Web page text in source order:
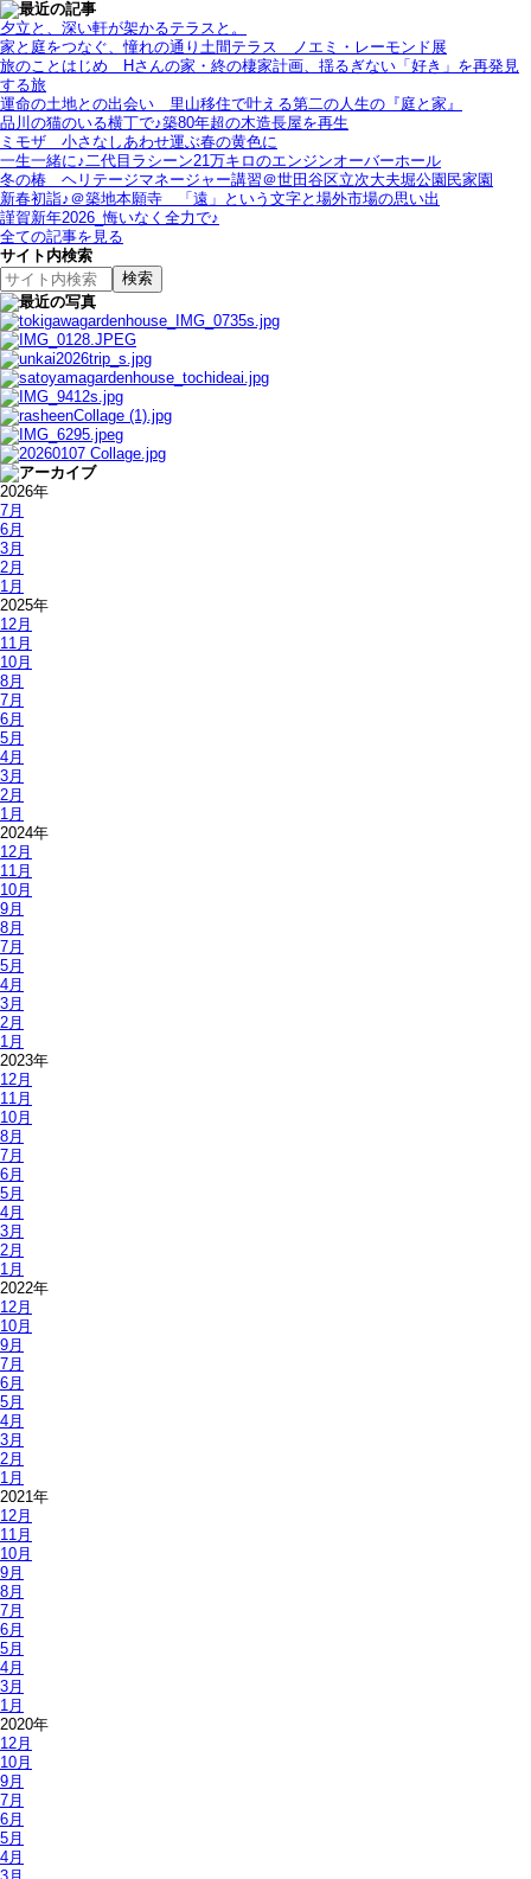
夕立と、深い軒が架かるテラスと。
家と庭をつなぐ、憧れの通り土間テラス＿ノエミ・レーモンド展
旅のことはじめ＿Hさんの家・終の棲家計画、揺るぎない「好き」を再発見
する旅
運命の土地との出会い＿里山移住で叶える第二の人生の『庭と家』
品川の猫のいる横丁で♪築80年超の木造長屋を再生
ミモザ＿小さなしあわせ運ぶ春の黄色に
一生一緒に♪二代目ラシーン21万キロのエンジンオーバーホール
冬の椿＿ヘリテージマネージャー講習＠世田谷区立次大夫堀公園民家園
新春初詣♪＠築地本願寺＿「遠」という文字と場外市場の思い出
謹賀新年2026_悔いなく全力で♪
全ての記事を見る
サイト内検索
2026年
7月
6月
3月
2月
1月
2025年
12月
11月
10月
8月
7月
6月
5月
4月
3月
2月
1月
2024年
12月
11月
10月
9月
8月
7月
5月
4月
3月
2月
1月
2023年
12月
11月
10月
8月
7月
6月
5月
4月
3月
2月
1月
2022年
12月
10月
9月
7月
6月
5月
4月
3月
2月
1月
2021年
12月
11月
10月
9月
8月
7月
6月
5月
4月
3月
1月
2020年
12月
10月
9月
7月
6月
5月
4月